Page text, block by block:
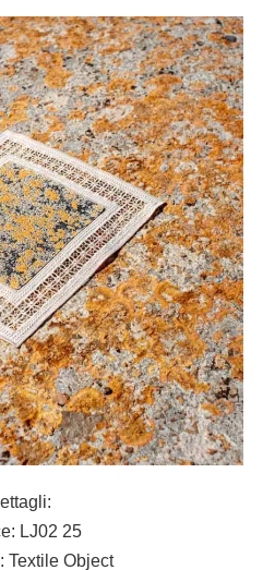
LJ02 25
Textile Object